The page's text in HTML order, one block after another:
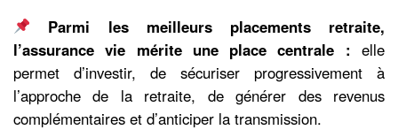
Parmi les meilleurs placements retraite,
l’assurance vie mérite une place centrale : elle
permet d’investir, de sécuriser progressivement à
l’approche de la retraite, de générer des revenus
complémentaires et d’anticiper la transmission.